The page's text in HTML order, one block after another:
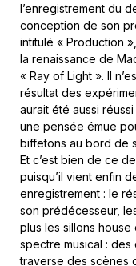
l’enregistrement du
conception de son
intitulé « Production
la renaissance de
« Ray of Light ». Il
résultat des
aurait été aussi
une pensée émue
biffetons au bord de
Et c’est bien de ce
puisqu’il vient enfin
enregistrement : le
son prédécesseur,
plus les sillons
spectre musical :
traverse des scènes